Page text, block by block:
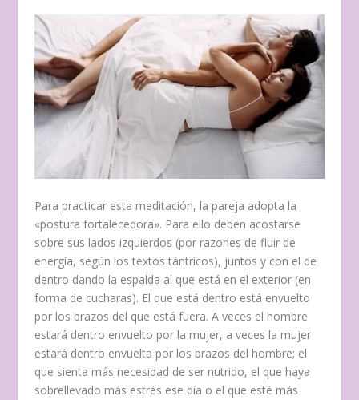
Para practicar esta meditación, la pareja adopta la
«postura fortalecedora». Para ello deben acostarse
sobre sus lados izquierdos (por razones de fluir de
energía, según los textos tántricos), juntos y con el de
dentro dando la espalda al que está en el exterior (en
forma de cucharas). El que está dentro está envuelto
por los brazos del que está fuera. A veces el hombre
estará dentro envuelto por la mujer, a veces la mujer
estará dentro envuelta por los brazos del hombre; el
que sienta más necesidad de ser nutrido, el que haya
sobrellevado más estrés ese día o el que esté más